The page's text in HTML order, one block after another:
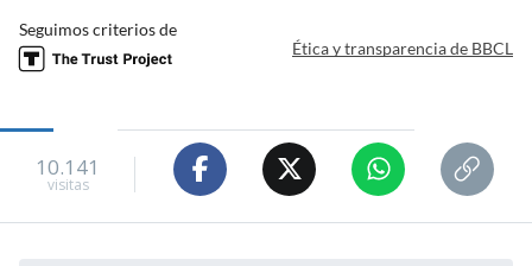
Seguimos criterios de
Ética y transparencia de BBCL
10.141
visitas